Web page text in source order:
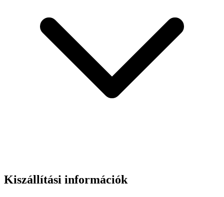
Kiszállítási információk